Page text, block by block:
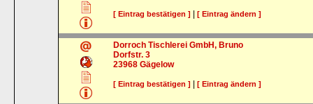
[ Eintrag bestätigen ] |[ Eintrag ändern ]
Dorroch Tischlerei GmbH, Bruno
Dorfstr. 3
23968 Gägelow
[ Eintrag bestätigen ] |[ Eintrag ändern ]